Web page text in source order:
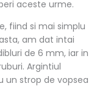
aceste urme.
fiind si mai simplu
am dat intai
de 6 mm, iar in
Argintiul
un strop de vopsea